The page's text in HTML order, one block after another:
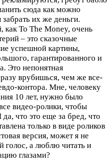
сюда как можно
их же деньги.
как To The Money, очень
– это сказочные
успешной картины,
гарантированного и
Это непонятная
врубишься, чем же все-
контора. Мне, человеку
10 лет, нужно было
видео-ролики, чтобы
да, что это еще за бред, что
только в виде роликов
версия, может я не
голос, а люблю читать и
глазами?